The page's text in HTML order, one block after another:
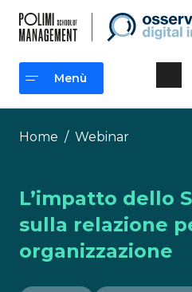
contenuto
Menù
Menù
Home / Webinar
L’impatto dello
sulla relazione
organizzazione